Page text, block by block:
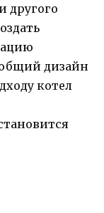
другого
дизайн
котел